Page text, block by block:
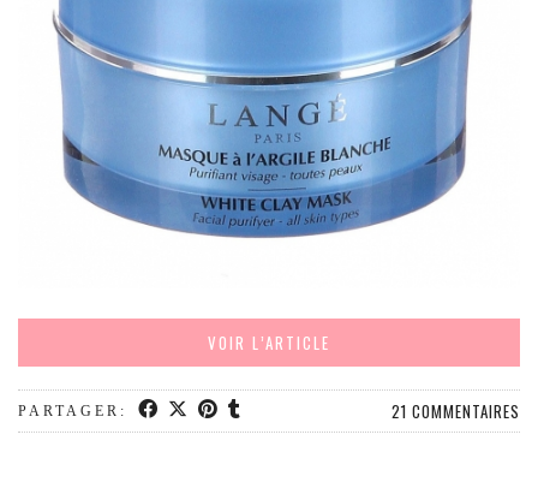
AUTRES CATÉGORIES
MODE
DIVERSES BOX
DIY
LIFESTYLE
PARUTIONS ET PARTENARIATS
VOIR L’ARTICLE
PARTAGER: 21 COMMENTAIRES